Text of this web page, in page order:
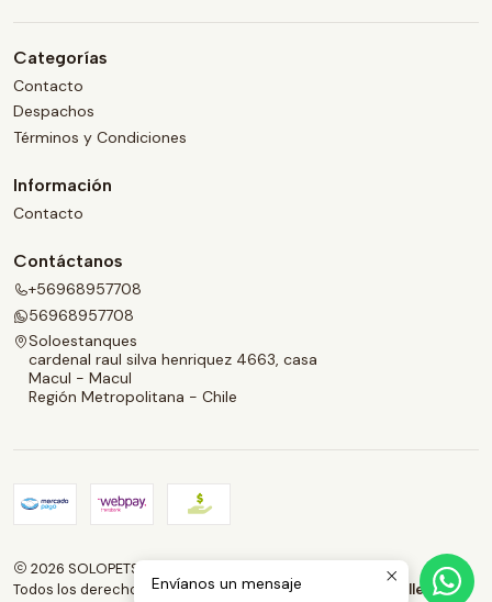
Categorías
Contacto
Despachos
Términos y Condiciones
Información
Contacto
Contáctanos
+56968957708
56968957708
Soloestanques
cardenal raul silva henriquez 4663, casa
Macul - Macul
Región Metropolitana - Chile
2026 SOLOPETS.CL.
Todos los derechos reservados.Desarrollado por Jumpseller
Envíanos un mensaje